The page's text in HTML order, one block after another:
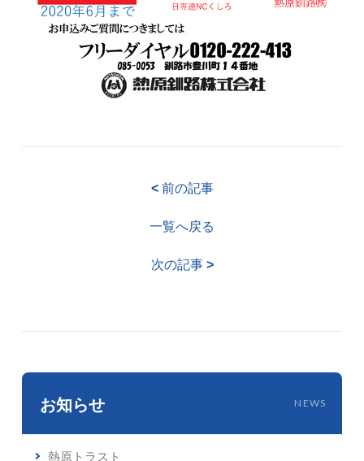
< 前の記事
一覧へ戻る
次の記事>
お知らせ NEWS
熱原トラスト